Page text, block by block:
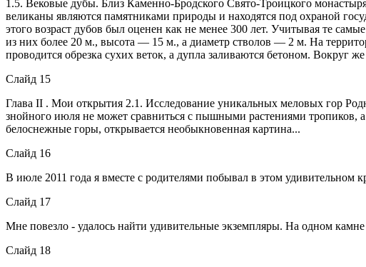
1.5. Вековые дубы. Близ Каменно-Бродского Свято-Троицкого
великаны являются памятниками природы и находятся под охраной
этого возраст дубов был оценен как не менее 300 лет. Учитывая те
из них более 20 м., высота — 15 м., а диаметр стволов — 2 м. На
проводится обрезка сухих веток, а дупла заливаются бетоном. Вокруг
Слайд 15
Глава II . Мои открытия 2.1. Исследование уникальных меловых гор
знойного июля не может сравниться с пышными растениями тропиков,
белоснежные горы, открывается необыкновенная картина...
Слайд 16
В июле 2011 года я вместе с родителями побывал в этом удивительном
Слайд 17
Мне повезло - удалось найти удивительные экземпляры. На одном
Слайд 18